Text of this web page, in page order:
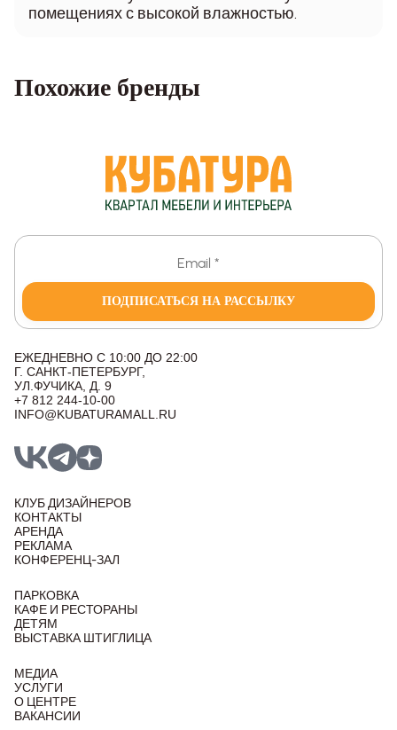
помещениях с высокой влажностью.
Похожие бренды
ПОДПИСАТЬСЯ НА РАССЫЛКУ
ЕЖЕДНЕВНО С 10:00 ДО 22:00
Г. САНКТ-ПЕТЕРБУРГ,
УЛ.ФУЧИКА, Д. 9
+7 812 244-10-00
INFO@KUBATURAMALL.RU
КЛУБ ДИЗАЙНЕРОВ
КОНТАКТЫ
АРЕНДА
РЕКЛАМА
КОНФЕРЕНЦ-ЗАЛ
ПАРКОВКА
КАФЕ И РЕСТОРАНЫ
ДЕТЯМ
ВЫСТАВКА ШТИГЛИЦА
МЕДИА
УСЛУГИ
О ЦЕНТРЕ
ВАКАНСИИ